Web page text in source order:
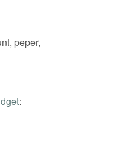
peper,
: